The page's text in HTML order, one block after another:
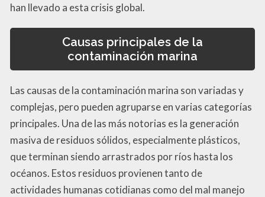
han llevado a esta crisis global.
Causas principales de la
contaminación marina
Las causas de la contaminación marina son variadas y
complejas, pero pueden agruparse en varias categorías
principales. Una de las más notorias es la generación
masiva de residuos sólidos, especialmente plásticos,
que terminan siendo arrastrados por ríos hasta los
océanos. Estos residuos provienen tanto de
actividades humanas cotidianas como del mal manejo